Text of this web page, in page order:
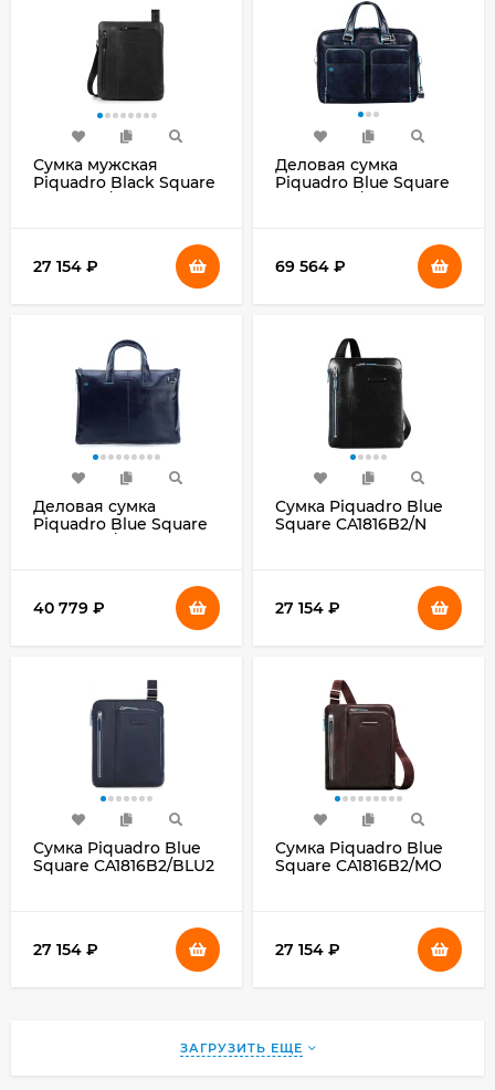
Сумка мужская
Piquadro Black Square
27 154 ₽
Деловая сумка
Piquadro Blue Square
69 564 ₽
Деловая сумка
Piquadro Blue Square
40 779 ₽
Сумка Piquadro Blue
Square CA1816B2/N
27 154 ₽
Сумка Piquadro Blue
Square CA1816B2/BLU2
27 154 ₽
Сумка Piquadro Blue
Square CA1816B2/MO
27 154 ₽
ЗАГРУЗИТЬ ЕЩЕ